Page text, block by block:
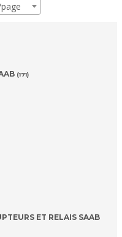
(171)
ET RELAIS SAAB